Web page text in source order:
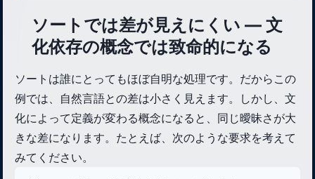
ソートでは差が見えにくい — 文
化依存の概念では致命的になる
ソートは誰にとってもほぼ自明な処理です。だからこの
例では、自然言語との差は小さく見えます。しかし、文
化によって定義が変わる概念になると、同じ曖昧さが大
きな差になります。たとえば、次のような要求を考えて
みてください。